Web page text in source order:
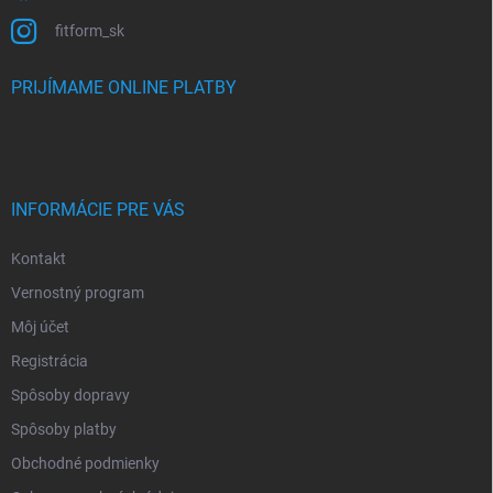
fitform_sk
PRIJÍMAME ONLINE PLATBY
INFORMÁCIE PRE VÁS
Kontakt
Vernostný program
Môj účet
Registrácia
Spôsoby dopravy
Spôsoby platby
Obchodné podmienky